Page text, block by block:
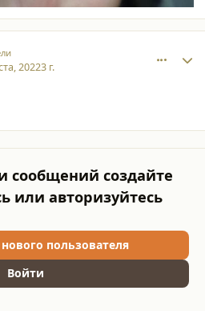
20223 г.
сообщений создайте
или авторизуйтесь
пользователя
Войти